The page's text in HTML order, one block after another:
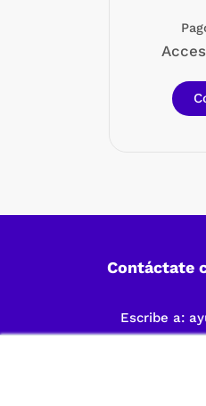
Contáctate
Escribe a: